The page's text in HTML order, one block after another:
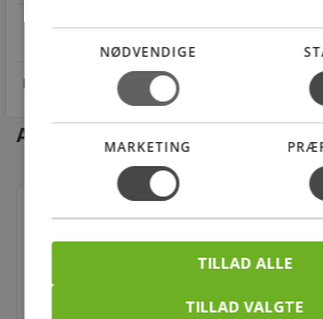
star4.1 på Trustpilot 11,691
Andre kunder købte også
Gummikompensator epdm
Varenr.:
2.604,00
NØDVENDIGE
MARKETING
TILLAD VALGTE
TILLAD ALLE